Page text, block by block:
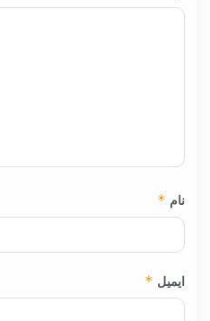
نام *
ایمیل *